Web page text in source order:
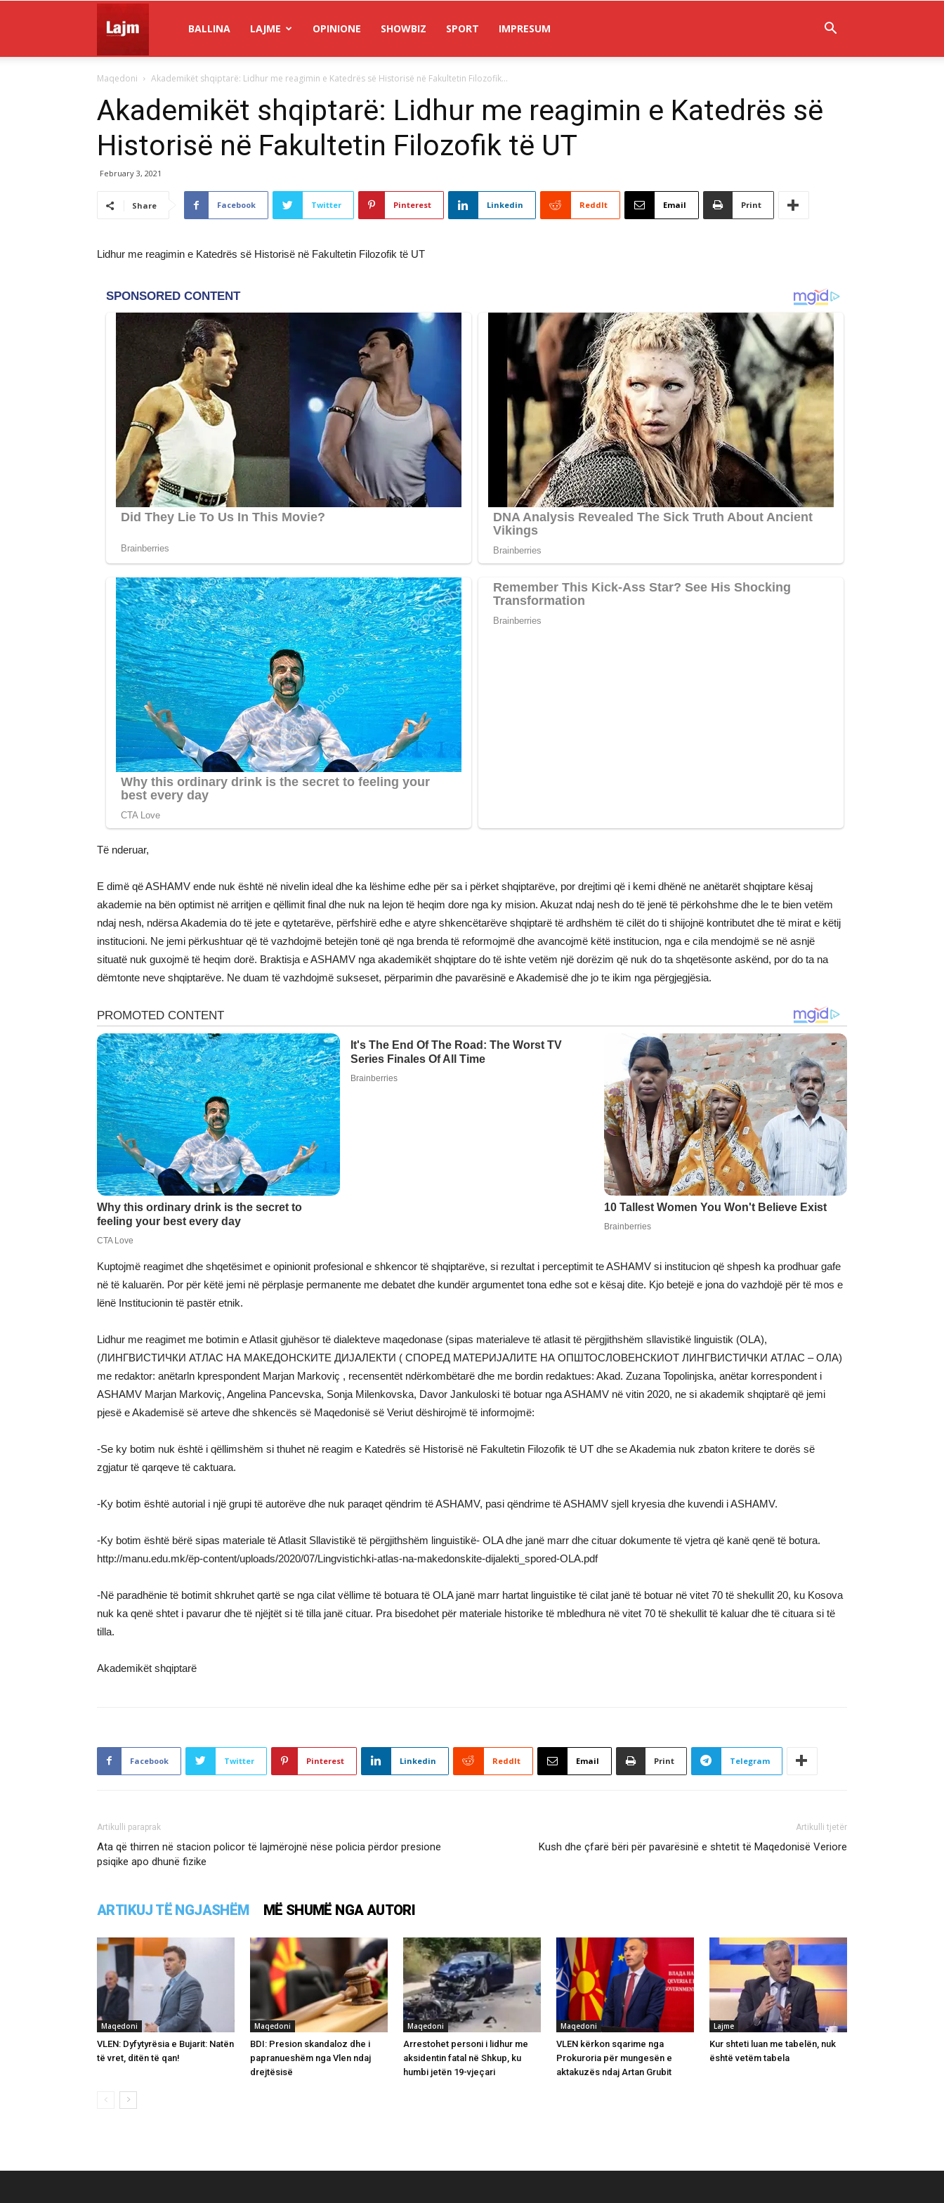
Lajm
BALLINA LAJME OPINIONE SHOWBIZ SPORT IMPRESUM
Maqedoni Akademikët shqiptarë: Lidhur me reagimin e Katedrës së Historisë në Fakultetin Filozofik...
Akademikët shqiptarë: Lidhur me reagimin e Katedrës së
Historisë në Fakultetin Filozofik të UT
February 3, 2021
Share Facebook Twitter Pinterest Linkedin ReddIt Email Print
Lidhur me reagimin e Katedrës së Historisë në Fakultetin Filozofik të UT
Të nderuar,
E dimë që ASHAMV ende nuk është në nivelin ideal dhe ka lëshime edhe për sa i përket shqiptarëve, por drejtimi që i kemi dhënë ne anëtarët shqiptare kësaj
akademie na bën optimist në arritjen e qëllimit final dhe nuk na lejon të heqim dore nga ky mision. Akuzat ndaj nesh do të jenë të përkohshme dhe le te bien vetëm
ndaj nesh, ndërsa Akademia do të jete e qytetarëve, përfshirë edhe e atyre shkencëtarëve shqiptarë të ardhshëm të cilët do ti shijojnë kontributet dhe të mirat e këtij
institucioni. Ne jemi përkushtuar që të vazhdojmë betejën tonë që nga brenda të reformojmë dhe avancojmë këtë institucion, nga e cila mendojmë se në asnjë
situatë nuk guxojmë të heqim dorë. Braktisja e ASHAMV nga akademikët shqiptare do të ishte vetëm një dorëzim që nuk do ta shqetësonte askënd, por do ta na
dëmtonte neve shqiptarëve. Ne duam të vazhdojmë sukseset, përparimin dhe pavarësinë e Akademisë dhe jo te ikim nga përgjegjësia.
Kuptojmë reagimet dhe shqetësimet e opinionit profesional e shkencor të shqiptarëve, si rezultat i perceptimit te ASHAMV si institucion që shpesh ka prodhuar gafe
në të kaluarën. Por për këtë jemi në përplasje permanente me debatet dhe kundër argumentet tona edhe sot e kësaj dite. Kjo betejë e jona do vazhdojë për të mos e
lënë Institucionin të pastër etnik.
Lidhur me reagimet me botimin e Atlasit gjuhësor të dialekteve maqedonase (sipas materialeve të atlasit të përgjithshëm sllavistikë linguistik (OLA),
(ЛИНГВИСТИЧКИ АТЛАС НА МАКЕДОНСКИТЕ ДИЈАЛЕКТИ ( СПОРЕД МАТЕРИЈАЛИТЕ НА ОПШТОСЛОВЕНСКИОТ ЛИНГВИСТИЧКИ АТЛАС – ОЛА)
me redaktor: anëtarln kprespondent Marjan Markoviç , recensentët ndërkombëtarë dhe me bordin redaktues: Akad. Zuzana Topolinjska, anëtar korrespondent i
ASHAMV Marjan Markoviç, Angelina Pancevska, Sonja Milenkovska, Davor Jankuloski të botuar nga ASHAMV në vitin 2020, ne si akademik shqiptarë që jemi
pjesë e Akademisë së arteve dhe shkencës së Maqedonisë së Veriut dëshirojmë të informojmë:
-Se ky botim nuk është i qëllimshëm si thuhet në reagim e Katedrës së Historisë në Fakultetin Filozofik të UT dhe se Akademia nuk zbaton kritere te dorës së
zgjatur të qarqeve të caktuara.
-Ky botim është autorial i një grupi të autorëve dhe nuk paraqet qëndrim të ASHAMV, pasi qëndrime të ASHAMV sjell kryesia dhe kuvendi i ASHAMV.
-Ky botim është bërë sipas materiale të Atlasit Sllavistikë të përgjithshëm linguistikë- OLA dhe janë marr dhe cituar dokumente të vjetra që kanë qenë të botura.
http://manu.edu.mk/ëp-content/uploads/2020/07/Lingvistichki-atlas-na-makedonskite-dijalekti_spored-OLA.pdf
-Në paradhënie të botimit shkruhet qartë se nga cilat vëllime të botuara të OLA janë marr hartat linguistike të cilat janë të botuar në vitet 70 të shekullit 20, ku Kosova
nuk ka qenë shtet i pavarur dhe të njëjtët si të tilla janë cituar. Pra bisedohet për materiale historike të mbledhura në vitet 70 të shekullit të kaluar dhe të cituara si të
tilla.
Akademikët shqiptarë
Facebook Twitter Pinterest Linkedin ReddIt Email Print Telegram
Artikulli paraprak
Ata që thirren në stacion policor të lajmërojnë nëse policia përdor presione
psiqike apo dhunë fizike
Artikulli tjetër
Kush dhe çfarë bëri për pavarësinë e shtetit të Maqedonisë Veriore
ARTIKUJ TË NGJASHËM MË SHUMË NGA AUTORI
Maqedoni
VLEN: Dyfytyrësia e Bujarit: Natën
të vret, ditën të qan!
Maqedoni
BDI: Presion skandaloz dhe i
papranueshëm nga Vlen ndaj
drejtësisë
Maqedoni
Arrestohet personi i lidhur me
aksidentin fatal në Shkup, ku
humbi jetën 19-vjeçari
Maqedoni
VLEN kërkon sqarime nga
Prokuroria për mungesën e
aktakuzës ndaj Artan Grubit
Lajme
Kur shteti luan me tabelën, nuk
është vetëm tabela